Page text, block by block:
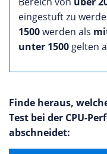
eingestuft zu
1500werden als
unter 1500 gelten
Finde heraus,
Test bei der CPU-
abschneidet: